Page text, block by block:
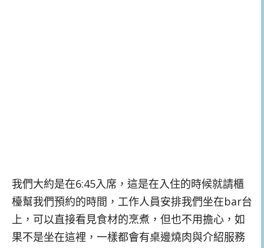
我們大約是在6:45入席，這是在入住的時候就請櫃
檯幫我們預約的時間，工作人員安排我們坐在bar台
上，可以直接看見食材的烹煮，但也不用擔心，如
果不是坐在這裡，一樣都會有桌邊燒肉與介紹服務